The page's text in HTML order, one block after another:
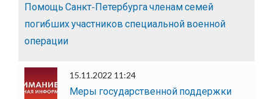
Помощь Санкт-Петербурга членам семей
погибших участников специальной военной
операции
15.11.2022 11:24
Меры государственной поддержки